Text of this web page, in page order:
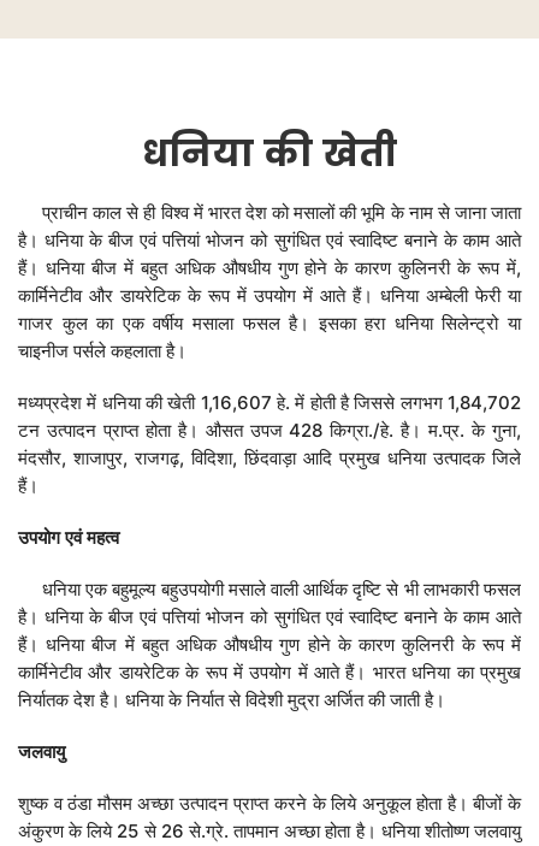
धनियाकीखेती
प्राचीन काल से ही विश्व में भारत देश को मसालों की भूमि के नाम से जाना जाता
है। धनिया के बीज एवं पत्तियां भोजन को सुगंधित एवं स्वादिष्ट बनाने के काम आते
हैं। धनिया बीज में बहुत अधिक औषधीय गुण होने के कारण कुलिनरी के रूप में,
कार्मिनेटीव और डायरेटिक के रूप में उपयोग में आते हैं। धनिया अम्बेली फेरी या
गाजर कुल का एक वर्षीय मसाला फसल है। इसका हरा धनिया सिलेन्ट्रो या
चाइनीज पर्सले कहलाता है।
मध्यप्रदेश में धनिया की खेती 1,16,607 हे. में होती है जिससे लगभग 1,84,702
टन उत्पादन प्राप्त होता है। औसत उपज 428 किग्रा./हे. है। म.प्र. के गुना,
मंदसौर, शाजापुर, राजगढ़, विदिशा, छिंदवाड़ा आदि प्रमुख धनिया उत्पादक जिले
हैं।
उपयोग एवं महत्व
धनिया एक बहुमूल्य बहुउपयोगी मसाले वाली आर्थिक दृष्टि से भी लाभकारी फसल
है। धनिया के बीज एवं पत्तियां भोजन को सुगंधित एवं स्वादिष्ट बनाने के काम आते
हैं। धनिया बीज में बहुत अधिक औषधीय गुण होने के कारण कुलिनरी के रूप में
कार्मिनेटीव और डायरेटिक के रूप में उपयोग में आते हैं। भारत धनिया का प्रमुख
निर्यातक देश है। धनिया के निर्यात से विदेशी मुद्रा अर्जित की जाती है।
जलवायु
शुष्क व ठंडा मौसम अच्छा उत्पादन प्राप्त करने के लिये अनुकूल होता है। बीजों के
अंकुरण के लिये 25 से 26 से.ग्रे. तापमान अच्छा होता है। धनिया शीतोष्ण जलवायु